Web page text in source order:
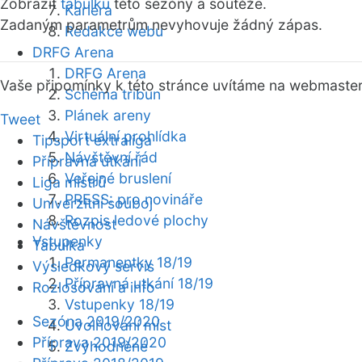
Kariéra
Redakce webu
DRFG Arena
DRFG Arena
Schéma tribun
Plánek areny
Virtuální prohlídka
Návštěvní řád
Veřejné bruslení
PRESS: pro novináře
Rozpis ledové plochy
Vstupenky
Permanentky 18/19
Přípravná utkání 18/19
Vstupenky 18/19
Uvolňování míst
Zvýhodněné
Zobrazit tabulku této sezóny a soutěže.
Zadaným parametrům nevyhovuje žádný zápas.
Vaše připomínky k této stránce uvítáme na webmaster
Tweet
Tipsport extraliga
Přípravná utkání
Liga mistrů
Univerzitní souboj
Návštěvnost
Tabulka
Výsledkový servis
Rozlosování a info
Sezóna 2019/2020
Příprava 2019/2020